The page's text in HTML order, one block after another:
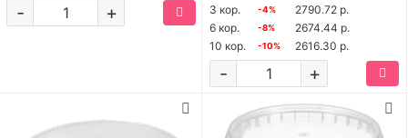
+
-
3 кор.
-4%
2790.72 р.
6 кор.
-8%
2674.44 р.
10 кор.
-10% 2616.30 р.
+
-